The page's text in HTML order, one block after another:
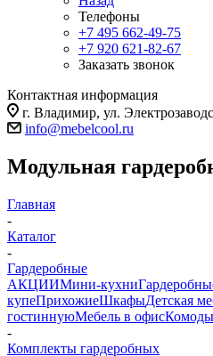
Телефоны
+7 495 662-49-75
+7 920 621-82-67
Заказать звонок
Контактная информация
г. Владимир, ул.
info@mebelcool.ru
Модульная
Главная
-
Каталог
-
Гардеробные
АКЦИИМини-кухни
купеПрихожиеШкафыДетская
гостиннуюМебель в офисКомоды
-
Комплекты гардеробных